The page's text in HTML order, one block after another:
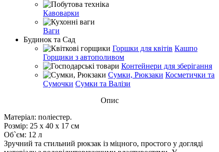
Кавоварки
Ваги
Будинок та Сад
Горшки для квітів Кашпо
Горщики з автополивом
Контейнери для зберігання
Сумки, Рюкзаки Косметички та
Сумочки Сумки та Валізи
Опис
Матеріал: поліестер.
Розмір: 25 х 40 х 17 см
Об`єм: 12 л
Зручний та стильний рюкзак із міцного, простого у догляді